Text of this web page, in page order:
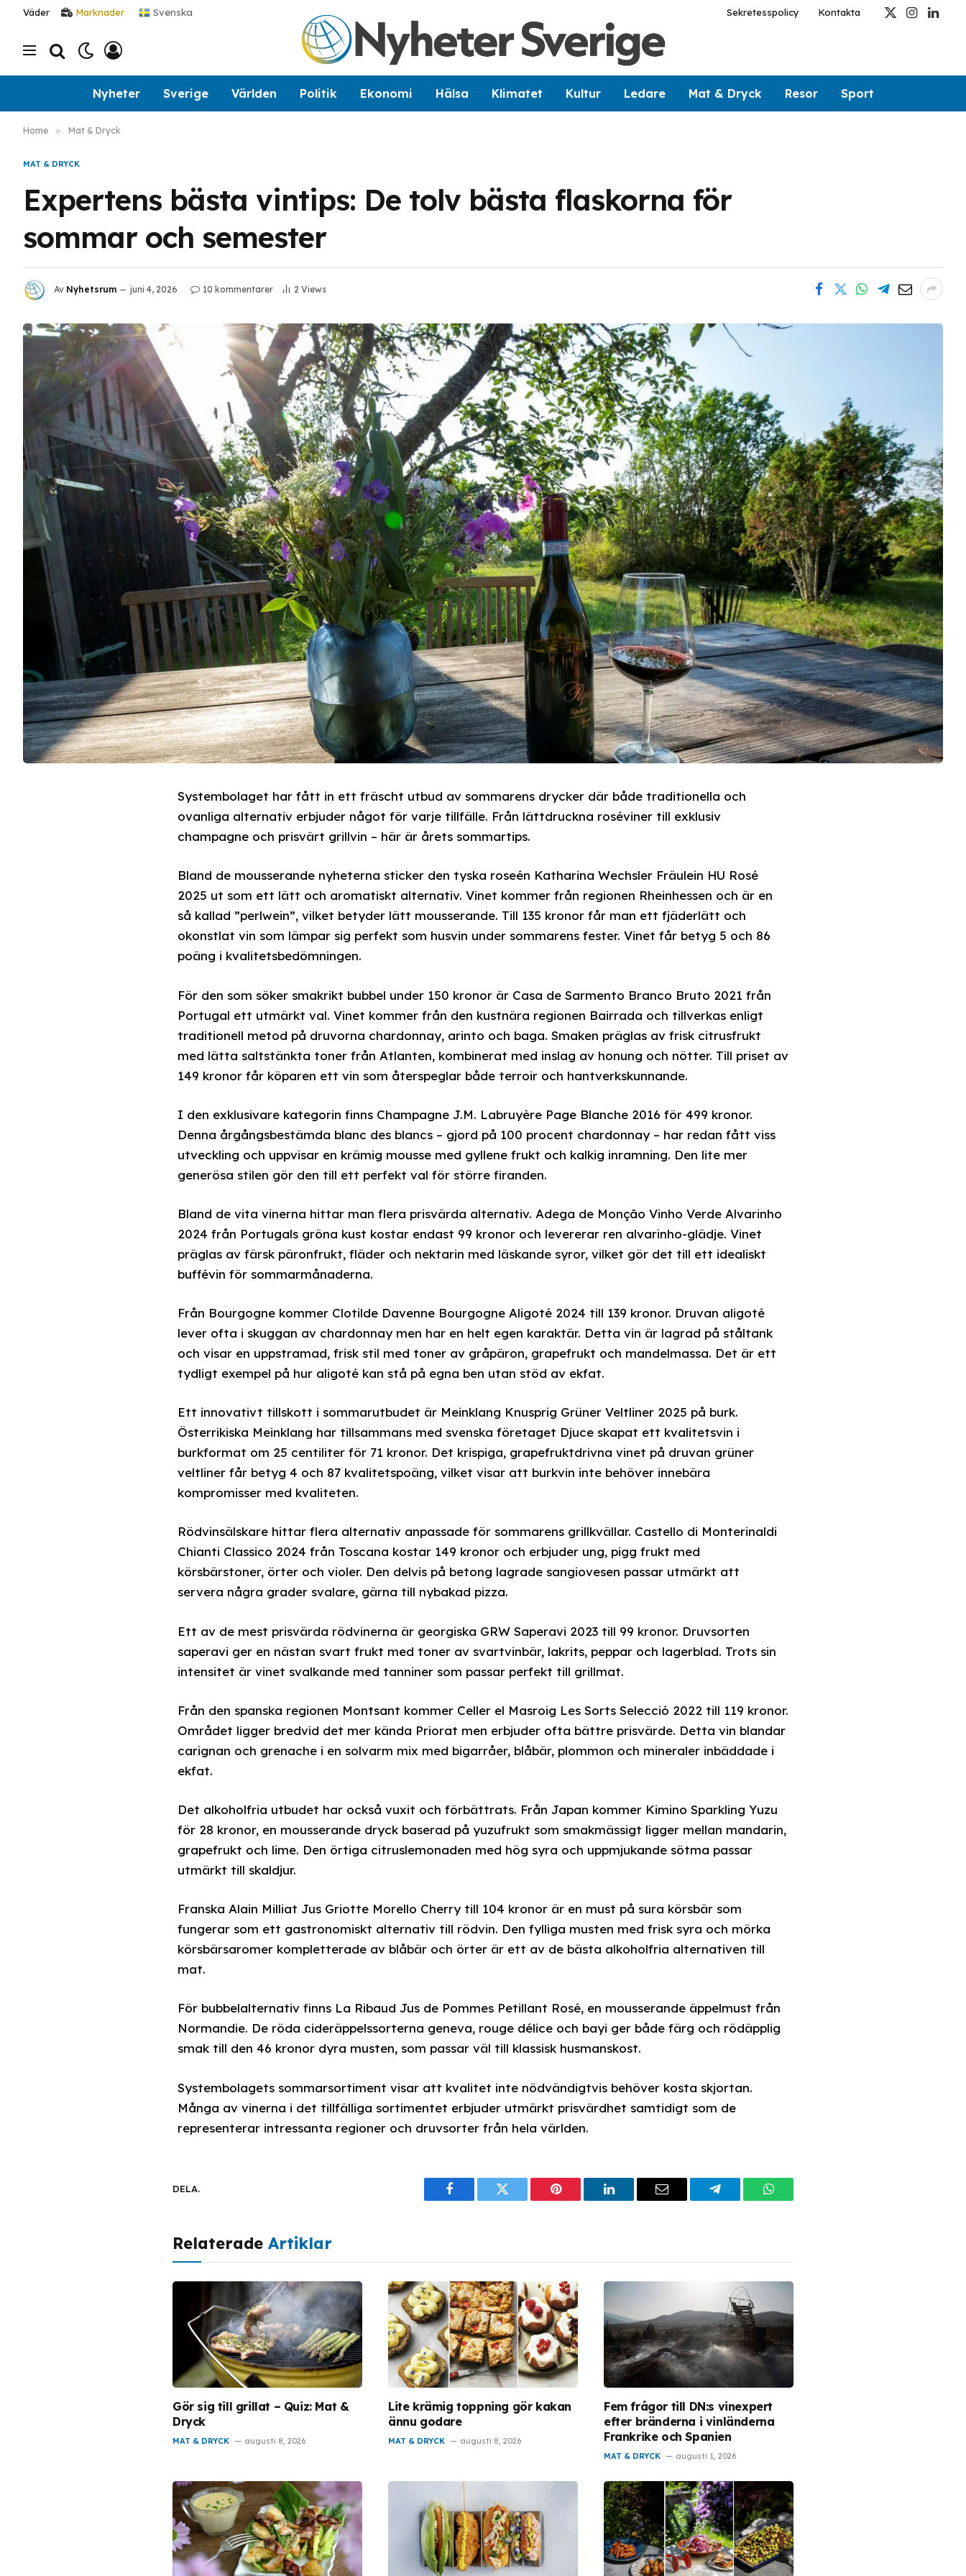
Väder Marknader Svenska Sekretesspolicy Kontakta
X
Instagram
Nyheter Sverige Världen Politik Ekonomi Hälsa Klimatet Kultur Ledare Mat & Dryck Resor Sport
Home » Mat & Dryck
MAT & DRYCK
Expertens bästa vintips: De tolv bästa flaskorna för
sommar och semester
Av Nyhetsrum juni 4, 2026 10 kommentarer 2 Views
Systembolaget har fått in ett fräscht utbud av sommarens drycker där både traditionella och
ovanliga alternativ erbjuder något för varje tillfälle. Från lättdruckna roséviner till exklusiv
champagne och prisvärt grillvin – här är årets sommartips.
Bland de mousserande nyheterna sticker den tyska roseén Katharina Wechsler Fräulein HU Rosé
2025 ut som ett lätt och aromatiskt alternativ. Vinet kommer från regionen Rheinhessen och är en
så kallad ”perlwein”, vilket betyder lätt mousserande. Till 135 kronor får man ett fjäderlätt och
okonstlat vin som lämpar sig perfekt som husvin under sommarens fester. Vinet får betyg 5 och 86
poäng i kvalitetsbedömningen.
För den som söker smakrikt bubbel under 150 kronor är Casa de Sarmento Branco Bruto 2021 från
Portugal ett utmärkt val. Vinet kommer från den kustnära regionen Bairrada och tillverkas enligt
traditionell metod på druvorna chardonnay, arinto och baga. Smaken präglas av frisk citrusfrukt
med lätta saltstänkta toner från Atlanten, kombinerat med inslag av honung och nötter. Till priset av
149 kronor får köparen ett vin som återspeglar både terroir och hantverkskunnande.
I den exklusivare kategorin finns Champagne J.M. Labruyère Page Blanche 2016 för 499 kronor.
Denna årgångsbestämda blanc des blancs – gjord på 100 procent chardonnay – har redan fått viss
utveckling och uppvisar en krämig mousse med gyllene frukt och kalkig inramning. Den lite mer
generösa stilen gör den till ett perfekt val för större firanden.
Bland de vita vinerna hittar man flera prisvärda alternativ. Adega de Monção Vinho Verde Alvarinho
2024 från Portugals gröna kust kostar endast 99 kronor och levererar ren alvarinho-glädje. Vinet
präglas av färsk päronfrukt, fläder och nektarin med läskande syror, vilket gör det till ett idealiskt
buffévin för sommarmånaderna.
Från Bourgogne kommer Clotilde Davenne Bourgogne Aligoté 2024 till 139 kronor. Druvan aligoté
lever ofta i skuggan av chardonnay men har en helt egen karaktär. Detta vin är lagrad på ståltank
och visar en uppstramad, frisk stil med toner av gråpäron, grapefrukt och mandelmassa. Det är ett
tydligt exempel på hur aligoté kan stå på egna ben utan stöd av ekfat.
Ett innovativt tillskott i sommarutbudet är Meinklang Knusprig Grüner Veltliner 2025 på burk.
Österrikiska Meinklang har tillsammans med svenska företaget Djuce skapat ett kvalitetsvin i
burkformat om 25 centiliter för 71 kronor. Det krispiga, grapefruktdrivna vinet på druvan grüner
veltliner får betyg 4 och 87 kvalitetspoäng, vilket visar att burkvin inte behöver innebära
kompromisser med kvaliteten.
Rödvinsälskare hittar flera alternativ anpassade för sommarens grillkvällar. Castello di Monterinaldi
Chianti Classico 2024 från Toscana kostar 149 kronor och erbjuder ung, pigg frukt med
körsbärstoner, örter och violer. Den delvis på betong lagrade sangiovesen passar utmärkt att
servera några grader svalare, gärna till nybakad pizza.
Ett av de mest prisvärda rödvinerna är georgiska GRW Saperavi 2023 till 99 kronor. Druvsorten
saperavi ger en nästan svart frukt med toner av svartvinbär, lakrits, peppar och lagerblad. Trots sin
intensitet är vinet svalkande med tanniner som passar perfekt till grillmat.
Från den spanska regionen Montsant kommer Celler el Masroig Les Sorts Selecció 2022 till 119 kronor.
Området ligger bredvid det mer kända Priorat men erbjuder ofta bättre prisvärde. Detta vin blandar
carignan och grenache i en solvarm mix med bigarråer, blåbär, plommon och mineraler inbäddade i
ekfat.
Det alkoholfria utbudet har också vuxit och förbättrats. Från Japan kommer Kimino Sparkling Yuzu
för 28 kronor, en mousserande dryck baserad på yuzufrukt som smakmässigt ligger mellan mandarin,
grapefrukt och lime. Den örtiga citruslemonaden med hög syra och uppmjukande sötma passar
utmärkt till skaldjur.
Franska Alain Milliat Jus Griotte Morello Cherry till 104 kronor är en must på sura körsbär som
fungerar som ett gastronomiskt alternativ till rödvin. Den fylliga musten med frisk syra och mörka
körsbärsaromer kompletterade av blåbär och örter är ett av de bästa alkoholfria alternativen till
mat.
För bubbelalternativ finns La Ribaud Jus de Pommes Petillant Rosé, en mousserande äppelmust från
Normandie. De röda cideräppelssorterna geneva, rouge délice och bayi ger både färg och rödäpplig
smak till den 46 kronor dyra musten, som passar väl till klassisk husmanskost.
Systembolagets sommarsortiment visar att kvalitet inte nödvändigtvis behöver kosta skjortan.
Många av vinerna i det tillfälliga sortimentet erbjuder utmärkt prisvärdhet samtidigt som de
representerar intressanta regioner och druvsorter från hela världen.
DELA.
FacebookTwitter PinterestLinkedInEmail TelegramWhatsApp
Relaterade Artiklar
Gör sig till grillat – Quiz: Mat &
Dryck
MAT & DRYCK augusti 8, 2026
Lite krämig toppning gör kakan
ännu godare
MAT & DRYCK augusti 8, 2026
Fem frågor till DN:s vinexpert
efter bränderna i vinländerna
Frankrike och Spanien
MAT & DRYCK augusti 1, 2026